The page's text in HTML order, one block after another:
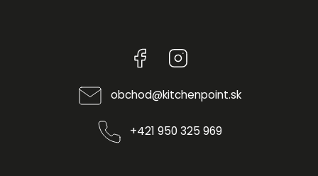
Facebook
obchod@kitchenpoint.sk
+421 950 325 969